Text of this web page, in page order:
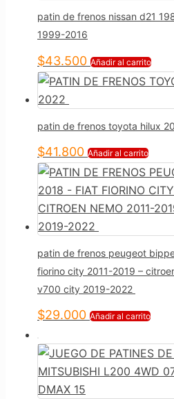
patin de frenos nissan d21
1999-2016
$43.500 Añadir al carrito
patin de frenos toyota hilux
$41.800 Añadir al carrito
patin de frenos peugeot
fiorino city 2011-2019 –
v700 city 2019-2022
$29.000 Añadir al carrito